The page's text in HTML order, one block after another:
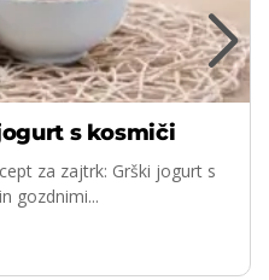
s kosmiči
za zajtrk: Grški jogurt s
gozdnimi...